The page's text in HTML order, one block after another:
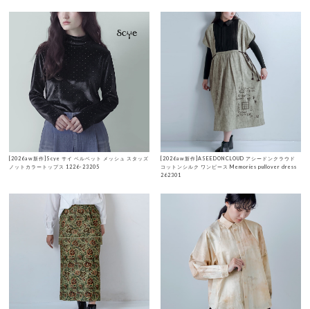
[2026aw新作]Scye サイ ベルベット メッシュ スタッズ
ノットカラートップス 1226-23205
[2026aw新作]ASEEDONCLOUD アシードンクラウド
コットンシルク ワンピース Memories pullover dress
262301